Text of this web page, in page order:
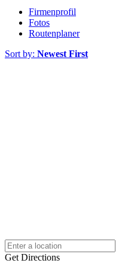
Firmenprofil
Fotos
Routenplaner
Sort by: Newest First
Get Directions